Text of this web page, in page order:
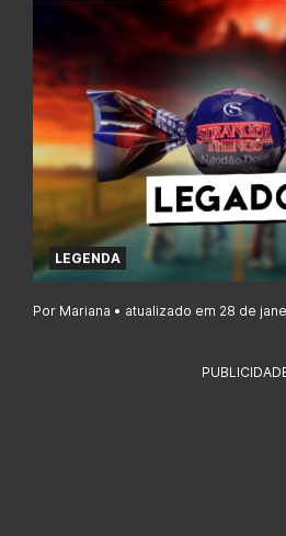
LEGENDA
Por Mariana • atualizado em 28 de